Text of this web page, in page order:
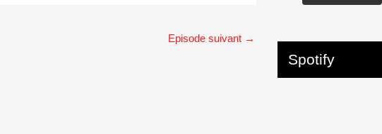
Episode suivant →
Spotify